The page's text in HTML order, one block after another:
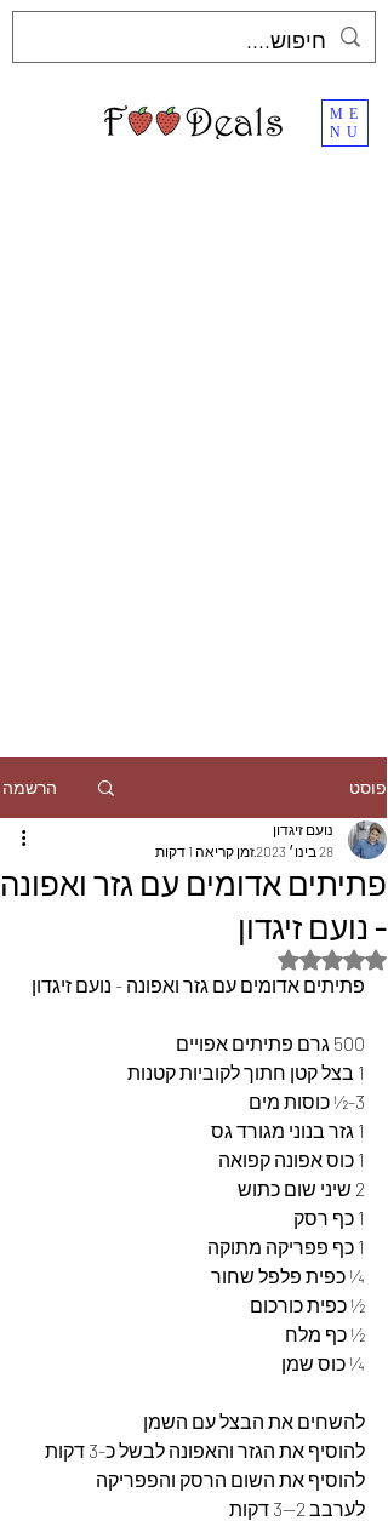
ME
NU
פוסט הרשמה
פתיתים אדומים עם גזר ואפונה
- נועם זיגדון
נועם זיגדון
28 בינו׳ 2023
זמן קריאה 1 דקות
דירוג של NaN מתוך 5 כוכבים
פתיתים אדומים עם גזר ואפונה - נועם זיגדון
500 גרם פתיתים אפויים
1 בצל קטן חתוך לקוביות קטנות
3-½ כוסות מים
1 גזר בנוני מגורד גס
1 כוס אפונה קפואה
2 שיני שום כתוש
1 כף רסק
1 כף פפריקה מתוקה
¼ כפית פלפל שחור
½ כפית כורכום
½ כף מלח
¼ כוס שמן
להשחים את הבצל עם השמן
להוסיף את הגזר והאפונה לבשל כ-3 דקות
להוסיף את השום הרסק והפפריקה
לערבב 2--3 דקות